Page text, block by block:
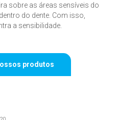
sobre as áreas sensíveis do
do dente. Com isso,
a sensibilidade.
produtos